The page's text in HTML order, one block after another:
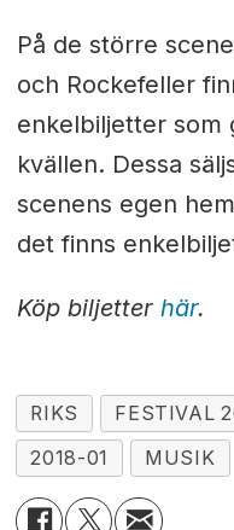
På de större
och Rockefeller
enkelbiljetter som
kvällen. Dessa
scenens egen
det finns
Köp biljetter här.
RIKS FESTIVAL
2018-01
MUSIK